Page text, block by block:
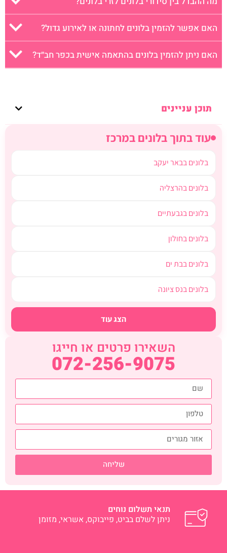
תוכן עניינים
עוד בתוך בלונים במרכז
בלונים בבאר יעקב
בלונים בהרצליה
בלונים בגבעתיים
בלונים בחולון
בלונים בבת ים
בלונים בנס ציונה
הצג עוד
השאירו פרטים או חייגו
072-256-9075
שליחה
האם אפשר להזמין בלונים לחתונה או לאירוע גדול?
האם ניתן להזמין בלונים בהתאמה אישית בכפר חב״ד?
תנאי תשלום נוחים
ניתן לשלם בביט, פייבוקס, אשראי, מזומן